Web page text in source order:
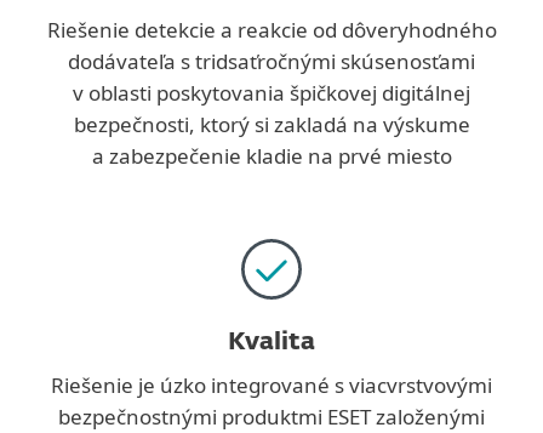
Riešenie detekcie a reakcie od dôveryhodného
dodávateľa s tridsaťročnými skúsenosťami
v oblasti poskytovania špičkovej digitálnej
bezpečnosti, ktorý si zakladá na výskume
a zabezpečenie kladie na prvé miesto
Kvalita
Riešenie je úzko integrované s viacvrstvovými
bezpečnostnými produktmi ESET založenými